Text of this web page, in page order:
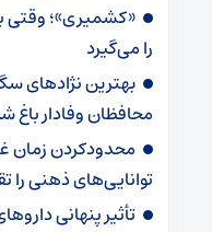
«کشمیری»؛ وقتی
را می‌گیرد
بهترین نژادهای
محافظان وفادار باغ
توانایی‌های ذهنی را
تأثیر پنهانی